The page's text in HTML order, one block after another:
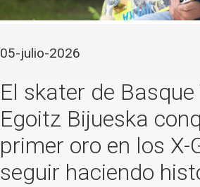
05-julio-2026
El skater de Basque
Egoitz Bijueska
primer oro en los X-
seguir haciendo